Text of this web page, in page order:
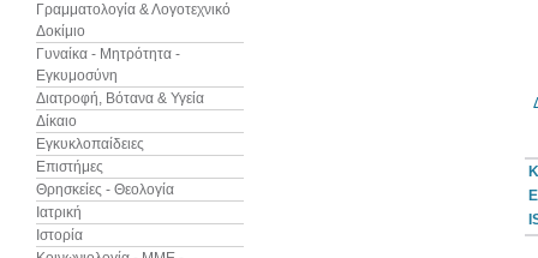
Γραμματολογία & Λογοτεχνικό
Δοκίμιο
Γυναίκα - Μητρότητα -
Εγκυμοσύνη
Διατροφή, Βότανα & Υγεία
Δίκαιο
Εγκυκλοπαίδειες
Επιστήμες
Θρησκείες - Θεολογία
Ιατρική
Ιστορία